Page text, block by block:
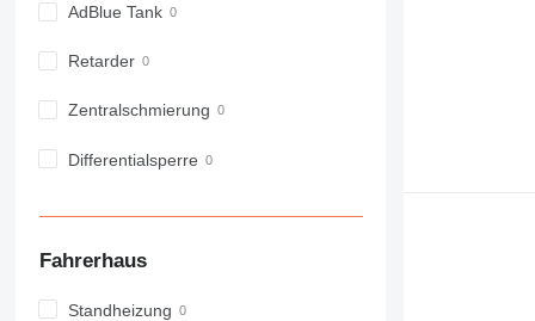
950
955
966
982
AdBlue Tank
Retarder
Zentralschmierung
Differentialsperre
Fahrerhaus
Standheizung